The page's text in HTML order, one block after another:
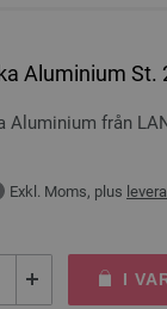
Aluminium St.
Aluminium från
Exkl. Moms, plus
I